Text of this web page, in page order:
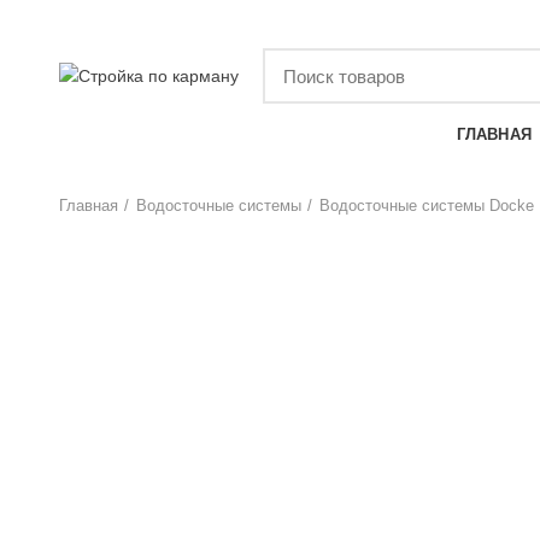
ГЛАВНАЯ
Главная Водосточные системы Водосточные системы Docke